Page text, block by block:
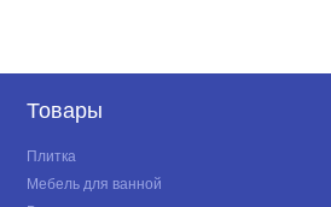
Товары
Плитка
Мебель для ванной